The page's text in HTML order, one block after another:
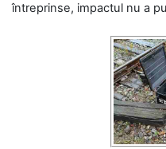
întreprinse, impactul nu a